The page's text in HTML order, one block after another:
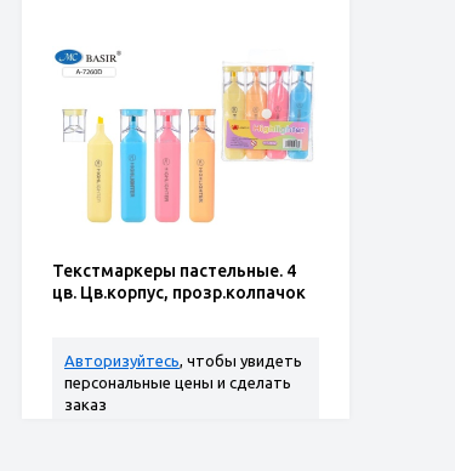
Текстмаркеры пастельные. 4
цв. Цв.корпус, прозр.колпачок
Авторизуйтесь, чтобы увидеть
персональные цены и сделать
заказ